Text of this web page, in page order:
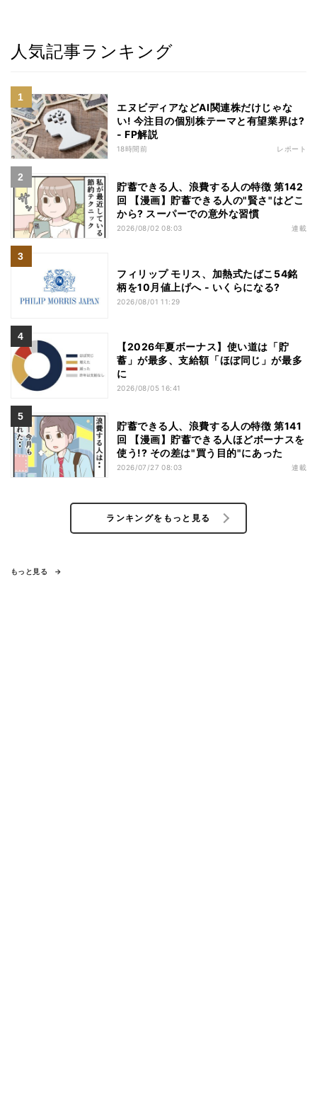
人気記事ランキング
エヌビディアなどAI関連株だけじゃな
い! 今注目の個別株テーマと有望業界は?
- FP解説
18時間前 レポート
貯蓄できる人、浪費する人の特徴 第142
回 【漫画】貯蓄できる人の"賢さ"はどこ
から? スーパーでの意外な習慣
2026/08/02 08:03 連載
フィリップ モリス、加熱式たばこ54銘
柄を10月値上げへ - いくらになる?
2026/08/01 11:29
【2026年夏ボーナス】使い道は「貯
蓄」が最多、支給額「ほぼ同じ」が最多
に
2026/08/05 16:41
貯蓄できる人、浪費する人の特徴 第141
回 【漫画】貯蓄できる人ほどボーナスを
使う!? その差は"買う目的"にあった
2026/07/27 08:03 連載
ランキングをもっと見る
もっと見る